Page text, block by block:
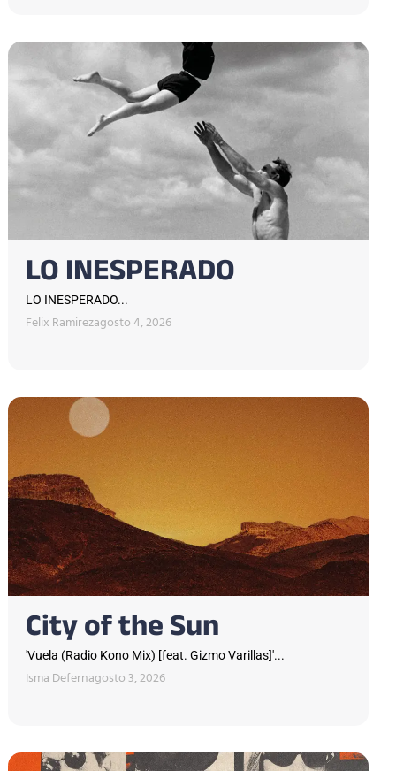
LO INESPERADO
LO INESPERADO...
Felix Ramirezagosto 4, 2026
City of the Sun
'Vuela (Radio Kono Mix) [feat. Gizmo Varillas]'...
Isma Defernagosto 3, 2026